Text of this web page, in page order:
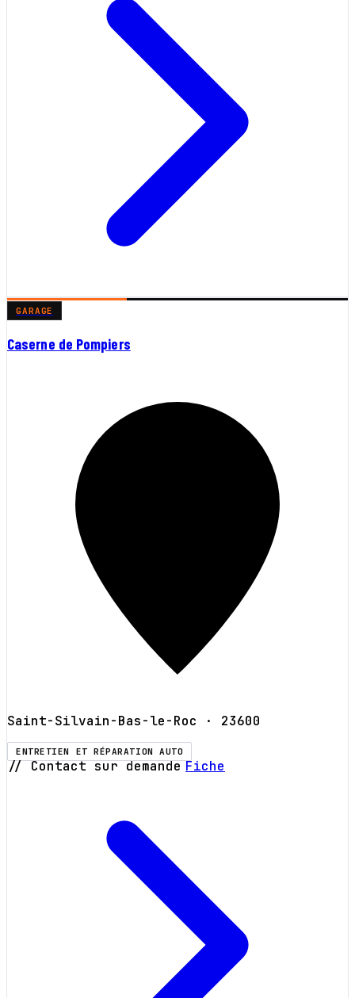
GARAGE
Caserne de Pompiers
Saint-Silvain-Bas-le-Roc · 23600
ENTRETIEN ET RÉPARATION AUTO
// Contact sur demande Fiche